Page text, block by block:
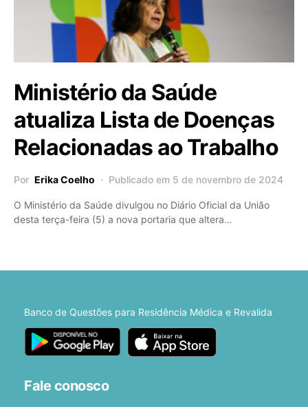
Ministério da Saúde
atualiza Lista de Doenças
Relacionadas ao Trabalho
Por Erika Coelho Publicado em 5 de novembro de 2024
O Ministério da Saúde divulgou no Diário Oficial da União
desta terça-feira (5) a nova portaria que altera…
Banco de Questões para Residência Médica e Revalida
Fale conosco